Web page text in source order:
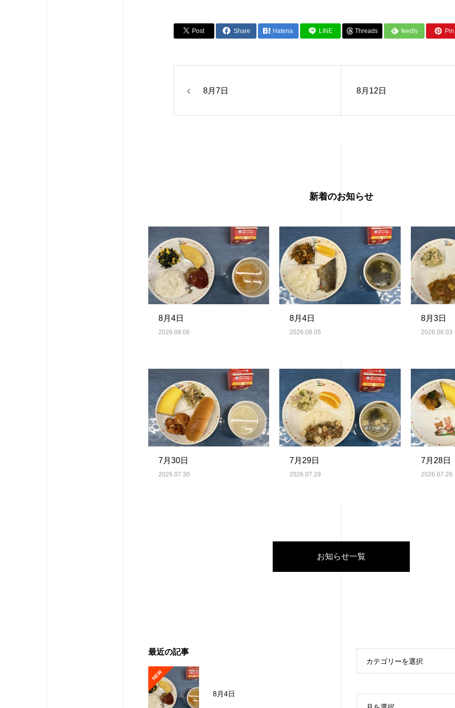
Post Share Hatena LINE Threads feedly
8月7日 8月12日
新着のお知らせ
8月4日
2026.08.06
8月4日
2026.08.05
8月3日
2026.08.03
7月30日
2026.07.30
7月29日
2026.07.29
7月28日
2026.07.28
お知らせ一覧
最近の記事
NEW
8月4日
カテゴリーを選択